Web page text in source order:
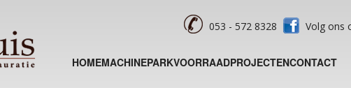
053 - 572 8328 Volg ons
HOMEMACHINEPARKVOORRAADPROJECTENCONTACT